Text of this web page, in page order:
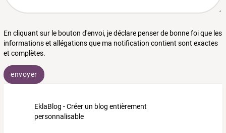
En cliquant sur le bouton d'envoi, je déclare penser de bonne foi que les
informations et allégations que ma notification contient sont exactes
et complètes.
envoyer
EklaBlog - Créer un blog entièrement
personnalisable